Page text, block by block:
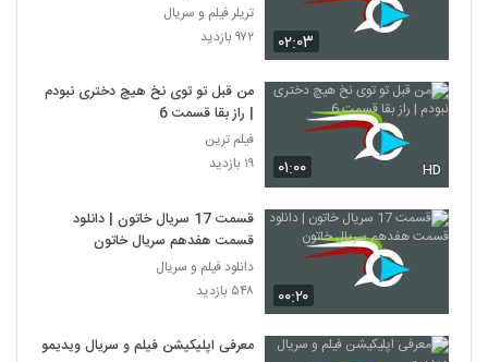
۰۲:۰۳
تریلر فیلم و سریال
۹۷۲ بازدید
۰۱:۰۰ HD
من قبل تو توی نخ هیچ دختری نبودم
| راز بقا قسمت 6
فیلم ترین
۱۹ بازدید
۰۰:۲۰
قسمت 17 سریال خاتون | دانلود
قسمت هفدهم سریال خاتون
دانلود فیلم و سریال
۵۴۸ بازدید
معرفی اپلیکیشن فیلم و سریال ویدیمو